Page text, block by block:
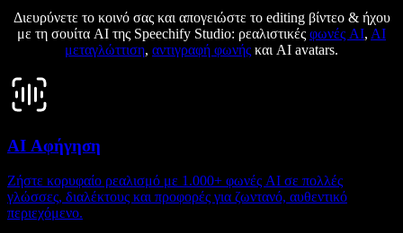
Διευρύνετε το κοινό σας και απογειώστε το editing βίντεο & ήχου
με τη σουίτα AI της Speechify Studio: ρεαλιστικές φωνές AI, AI
μεταγλώττιση, αντιγραφή φωνής και AI avatars.
AI Αφήγηση
Ζήστε κορυφαίο ρεαλισμό με 1.000+ φωνές AI σε πολλές
γλώσσες, διαλέκτους και προφορές για ζωντανό, αυθεντικό
περιεχόμενο.